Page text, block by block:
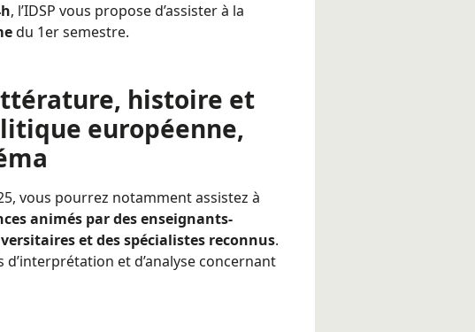
, l’IDSP vous propose d’assister à la
du 1er semestre.
histoire et
européenne,
vous pourrez notamment assistez à
animés par des enseignants-
et des spécialistes reconnus.
et d’analyse concernant